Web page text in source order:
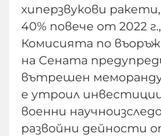
хиперзвукови
40% повече от 2022
Комисията по
на Сената
вътрешен
е утроил
военни
развойни дейности